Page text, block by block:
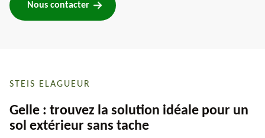
Nous contacter
STEIS ELAGUEUR
Gelle : trouvez la solution idéale pour un
sol extérieur sans tache